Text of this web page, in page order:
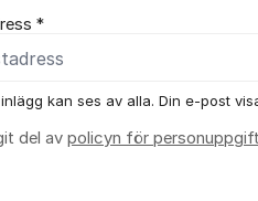
*
kan ses av alla. Din e-post
del av policyn för